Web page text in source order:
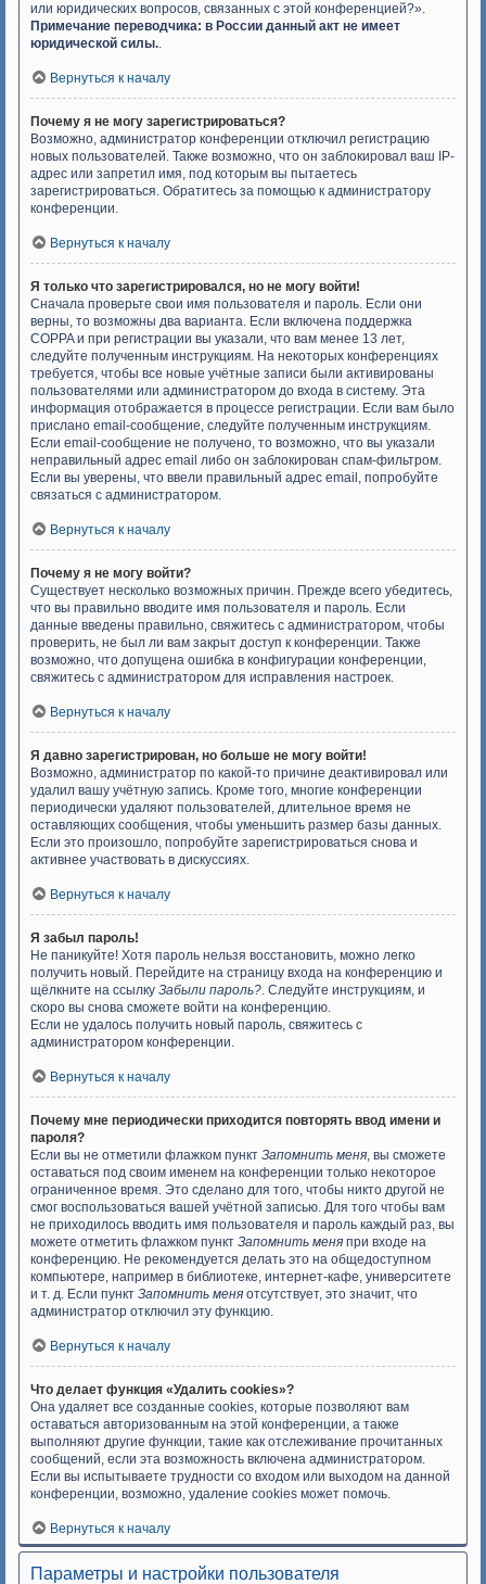
или юридических вопросов, связанных с этой конференцией?».
Примечание переводчика: в России данный акт не имеет
юридической силы..
Вернуться к началу
Почему я не могу зарегистрироваться?
Возможно, администратор конференции отключил регистрацию
новых пользователей. Также возможно, что он заблокировал ваш IP-
адрес или запретил имя, под которым вы пытаетесь
зарегистрироваться. Обратитесь за помощью к администратору
конференции.
Вернуться к началу
Я только что зарегистрировался, но не могу войти!
Сначала проверьте свои имя пользователя и пароль. Если они
верны, то возможны два варианта. Если включена поддержка
COPPA и при регистрации вы указали, что вам менее 13 лет,
следуйте полученным инструкциям. На некоторых конференциях
требуется, чтобы все новые учётные записи были активированы
пользователями или администратором до входа в систему. Эта
информация отображается в процессе регистрации. Если вам было
прислано email-сообщение, следуйте полученным инструкциям.
Если email-сообщение не получено, то возможно, что вы указали
неправильный адрес email либо он заблокирован спам-фильтром.
Если вы уверены, что ввели правильный адрес email, попробуйте
связаться с администратором.
Вернуться к началу
Почему я не могу войти?
Существует несколько возможных причин. Прежде всего убедитесь,
что вы правильно вводите имя пользователя и пароль. Если
данные введены правильно, свяжитесь с администратором, чтобы
проверить, не был ли вам закрыт доступ к конференции. Также
возможно, что допущена ошибка в конфигурации конференции,
свяжитесь с администратором для исправления настроек.
Вернуться к началу
Я давно зарегистрирован, но больше не могу войти!
Возможно, администратор по какой-то причине деактивировал или
удалил вашу учётную запись. Кроме того, многие конференции
периодически удаляют пользователей, длительное время не
оставляющих сообщения, чтобы уменьшить размер базы данных.
Если это произошло, попробуйте зарегистрироваться снова и
активнее участвовать в дискуссиях.
Вернуться к началу
Я забыл пароль!
Не паникуйте! Хотя пароль нельзя восстановить, можно легко
получить новый. Перейдите на страницу входа на конференцию и
щёлкните на ссылку Забыли пароль?. Следуйте инструкциям, и
скоро вы снова сможете войти на конференцию.
Если не удалось получить новый пароль, свяжитесь с
администратором конференции.
Вернуться к началу
Почему мне периодически приходится повторять ввод имени и
пароля?
Если вы не отметили флажком пункт Запомнить меня, вы сможете
оставаться под своим именем на конференции только некоторое
ограниченное время. Это сделано для того, чтобы никто другой не
смог воспользоваться вашей учётной записью. Для того чтобы вам
не приходилось вводить имя пользователя и пароль каждый раз, вы
можете отметить флажком пункт Запомнить меня при входе на
конференцию. Не рекомендуется делать это на общедоступном
компьютере, например в библиотеке, интернет-кафе, университете
и т. д. Если пункт Запомнить меня отсутствует, это значит, что
администратор отключил эту функцию.
Вернуться к началу
Что делает функция «Удалить cookies»?
Она удаляет все созданные cookies, которые позволяют вам
оставаться авторизованным на этой конференции, а также
выполняют другие функции, такие как отслеживание прочитанных
сообщений, если эта возможность включена администратором.
Если вы испытываете трудности со входом или выходом на данной
конференции, возможно, удаление cookies может помочь.
Вернуться к началу
Параметры и настройки пользователя